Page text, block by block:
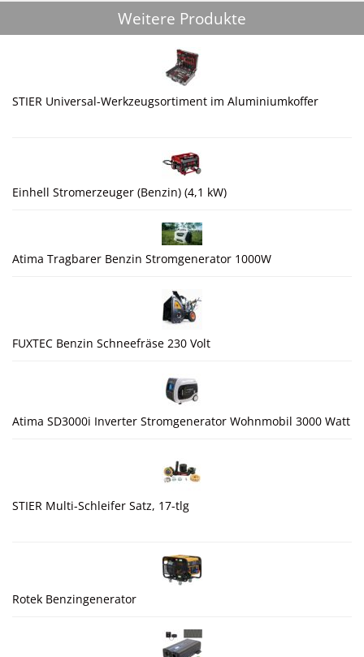
Weitere Produkte
STIER Universal-Werkzeugsortiment im Aluminiumkoffer
Einhell Stromerzeuger (Benzin) (4,1 kW)
Atima Tragbarer Benzin Stromgenerator 1000W
FUXTEC Benzin Schneefräse 230 Volt
Atima SD3000i Inverter Stromgenerator Wohnmobil 3000 Watt
STIER Multi-Schleifer Satz, 17-tlg
Rotek Benzingenerator